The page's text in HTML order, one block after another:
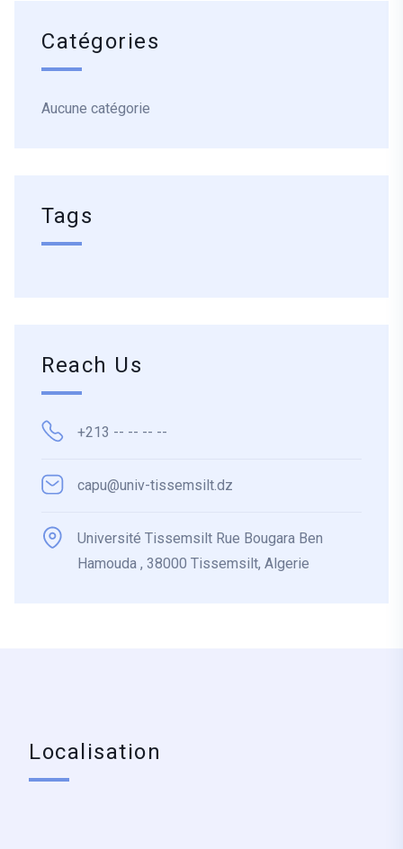
Catégories
Aucune catégorie
Tags
Reach Us
+213 -- -- -- --
capu@univ-tissemsilt.dz
Université Tissemsilt Rue Bougara Ben
Hamouda , 38000 Tissemsilt, Algerie
Localisation